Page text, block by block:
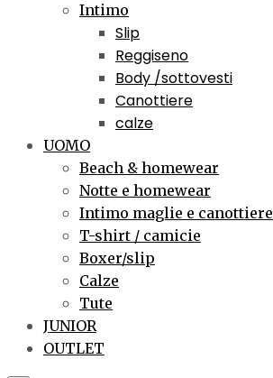
Intimo
Slip
Reggiseno
Body /sottovesti
Canottiere
calze
UOMO
Beach & homewear
Notte e homewear
Intimo maglie e canottiere
T-shirt / camicie
Boxer/slip
Calze
Tute
JUNIOR
OUTLET